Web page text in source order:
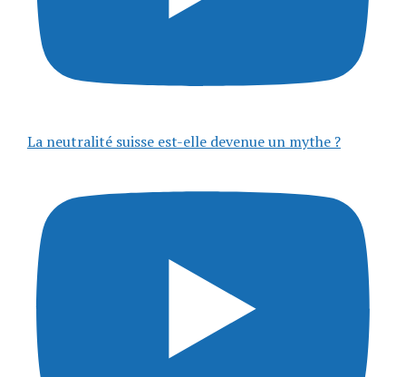
La neutralité suisse est-elle devenue un mythe ?